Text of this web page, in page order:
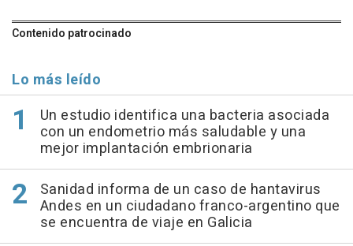
Contenido patrocinado
Lo más leído
Un estudio identifica una bacteria asociada
con un endometrio más saludable y una
mejor implantación embrionaria
Sanidad informa de un caso de hantavirus
Andes en un ciudadano franco-argentino que
se encuentra de viaje en Galicia